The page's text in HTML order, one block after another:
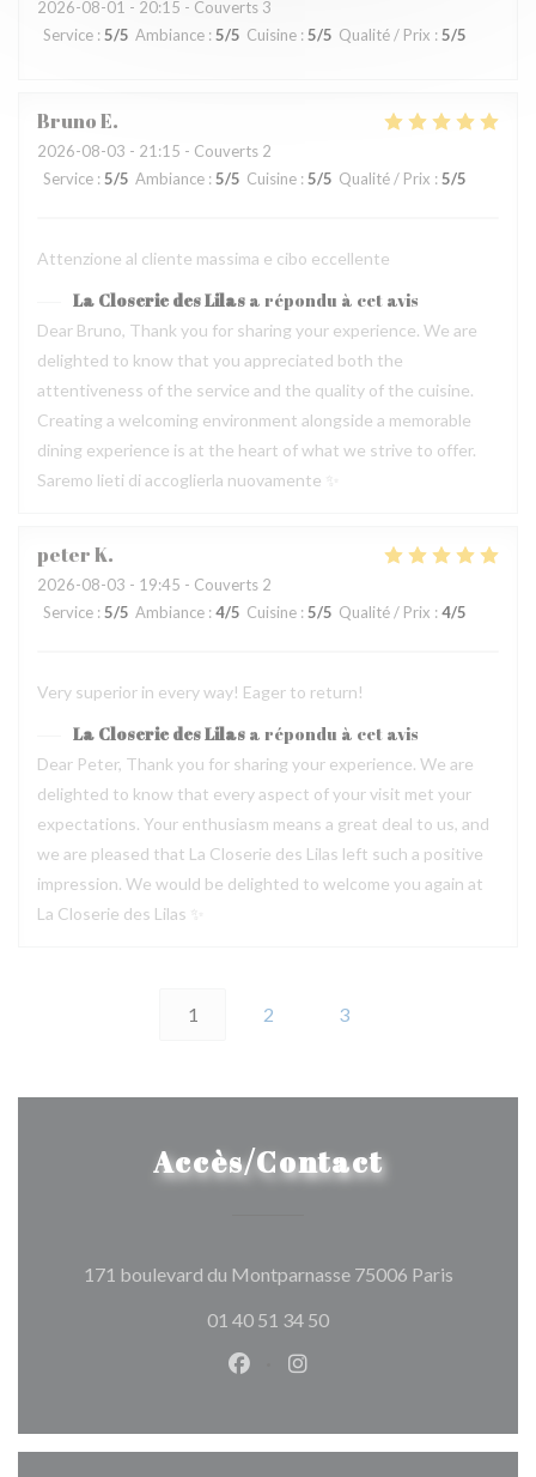
2026-08-01 - 20:15 - Couverts 3
Service : 5/5 Ambiance :5/5 Cuisine :5/5 Qualité / Prix : 5/5
BrunoE
2026-08-03 - 21:15 - Couverts 2
Service : 5/5 Ambiance : 5/5 Cuisine : 5/5 Qualité / Prix : 5/5
Attenzione al cliente massima e cibo eccellente
La Closerie des Lilas a répondu à cet avis
Dear Bruno, Thank you for sharing your experience. We are
delighted to know that you appreciated both the
attentiveness of the service and the quality of the cuisine.
Creating a welcoming environment alongside a memorable
dining experience is at the heart of what we strive to offer.
Saremo lieti di accoglierla nuovamente ✨
peterK
2026-08-03 - 19:45 - Couverts 2
Service : 5/5 Ambiance : 4/5 Cuisine : 5/5 Qualité / Prix : 4/5
Very superior in every way! Eager to return!
La Closerie des Lilas a répondu à cet avis
Dear Peter, Thank you for sharing your experience. We are
delighted to know that every aspect of your visit met your
expectations. Your enthusiasm means a great deal to us, and
we are pleased that La Closerie des Lilas left such a positive
impression. We would be delighted to welcome you again at
La Closerie des Lilas ✨
1 2 3
Accès/Contact
171 boulevard du Montparnasse 75006 Paris((ouvre
01 40 51 34 50
Facebook ((ouvre une
Instagram ((ouvre une